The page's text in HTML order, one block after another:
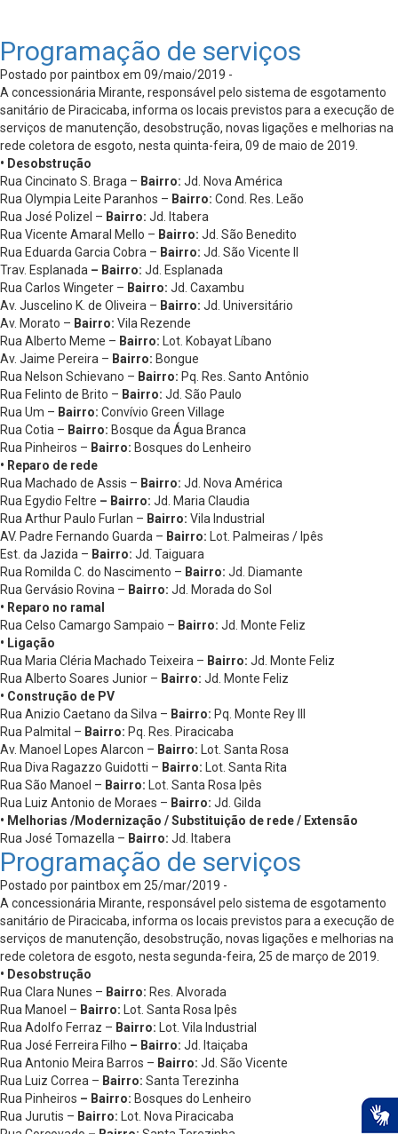
Programação de serviços
Postado por paintbox em 09/maio/2019 -
A concessionária Mirante, responsável pelo sistema de esgotamento
sanitário de Piracicaba, informa os locais previstos para a execução de
serviços de manutenção, desobstrução, novas ligações e melhorias na
rede coletora de esgoto, nesta quinta-feira, 09 de maio de 2019.
• Desobstrução
Rua Cincinato S. Braga – Bairro: Jd. Nova América
Rua Olympia Leite Paranhos – Bairro: Cond. Res. Leão
Rua José Polizel – Bairro: Jd. Itabera
Rua Vicente Amaral Mello – Bairro: Jd. São Benedito
Rua Eduarda Garcia Cobra – Bairro: Jd. São Vicente II
Trav. Esplanada – Bairro: Jd. Esplanada
Rua Carlos Wingeter – Bairro: Jd. Caxambu
Av. Juscelino K. de Oliveira – Bairro: Jd. Universitário
Av. Morato – Bairro: Vila Rezende
Rua Alberto Meme – Bairro: Lot. Kobayat Líbano
Av. Jaime Pereira – Bairro: Bongue
Rua Nelson Schievano – Bairro: Pq. Res. Santo Antônio
Rua Felinto de Brito – Bairro: Jd. São Paulo
Rua Um – Bairro: Convívio Green Village
Rua Cotia – Bairro: Bosque da Água Branca
Rua Pinheiros – Bairro: Bosques do Lenheiro
• Reparo de rede
Rua Machado de Assis – Bairro: Jd. Nova América
Rua Egydio Feltre – Bairro: Jd. Maria Claudia
Rua Arthur Paulo Furlan – Bairro: Vila Industrial
AV. Padre Fernando Guarda – Bairro: Lot. Palmeiras / Ipês
Est. da Jazida – Bairro: Jd. Taiguara
Rua Romilda C. do Nascimento – Bairro: Jd. Diamante
Rua Gervásio Rovina – Bairro: Jd. Morada do Sol
• Reparo no ramal
Rua Celso Camargo Sampaio – Bairro: Jd. Monte Feliz
• Ligação
Rua Maria Cléria Machado Teixeira – Bairro: Jd. Monte Feliz
Rua Alberto Soares Junior – Bairro: Jd. Monte Feliz
• Construção de PV
Rua Anizio Caetano da Silva – Bairro: Pq. Monte Rey III
Rua Palmital – Bairro: Pq. Res. Piracicaba
Av. Manoel Lopes Alarcon – Bairro: Lot. Santa Rosa
Rua Diva Ragazzo Guidotti – Bairro: Lot. Santa Rita
Rua São Manoel – Bairro: Lot. Santa Rosa Ipês
Rua Luiz Antonio de Moraes – Bairro: Jd. Gilda
• Melhorias /Modernização / Substituição de rede / Extensão
Rua José Tomazella – Bairro: Jd. Itabera
Programação de serviços
Postado por paintbox em 25/mar/2019 -
A concessionária Mirante, responsável pelo sistema de esgotamento
sanitário de Piracicaba, informa os locais previstos para a execução de
serviços de manutenção, desobstrução, novas ligações e melhorias na
rede coletora de esgoto, nesta segunda-feira, 25 de março de 2019.
• Desobstrução
Rua Clara Nunes – Bairro: Res. Alvorada
Rua Manoel – Bairro: Lot. Santa Rosa Ipês
Rua Adolfo Ferraz – Bairro: Lot. Vila Industrial
Rua José Ferreira Filho – Bairro: Jd. Itaiçaba
Rua Antonio Meira Barros – Bairro: Jd. São Vicente
Rua Luiz Correa – Bairro: Santa Terezinha
Rua Pinheiros – Bairro: Bosques do Lenheiro
Rua Jurutis – Bairro: Lot. Nova Piracicaba